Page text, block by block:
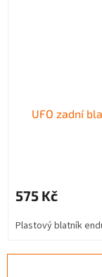
UFO zadní
575 Kč
Plastový blatník